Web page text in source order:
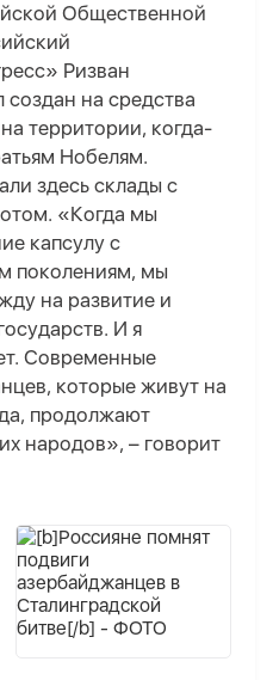
Общественной
Ризван
на средства
территории, когда-
Нобелям.
здесь склады с
«Когда мы
капсулу с
поколениям, мы
на развитие и
И я
Современные
которые живут на
продолжают
народов», – говорит